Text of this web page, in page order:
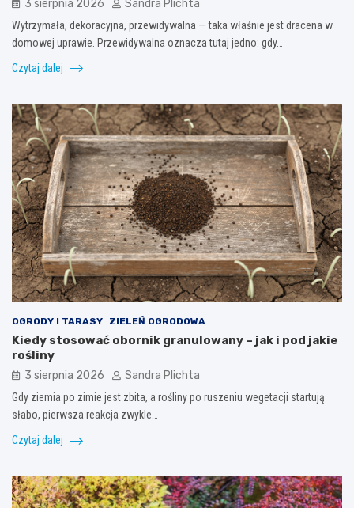
3 sierpnia 2026 Sandra Plichta
Wytrzymała, dekoracyjna, przewidywalna — taka właśnie jest dracena w
domowej uprawie. Przewidywalna oznacza tutaj jedno: gdy…
Czytaj dalej
OGRODY I TARASY ZIELEŃ OGRODOWA
Kiedy stosować obornik granulowany – jak i pod jakie
rośliny
3 sierpnia 2026 Sandra Plichta
Gdy ziemia po zimie jest zbita, a rośliny po ruszeniu wegetacji startują
słabo, pierwsza reakcja zwykle…
Czytaj dalej